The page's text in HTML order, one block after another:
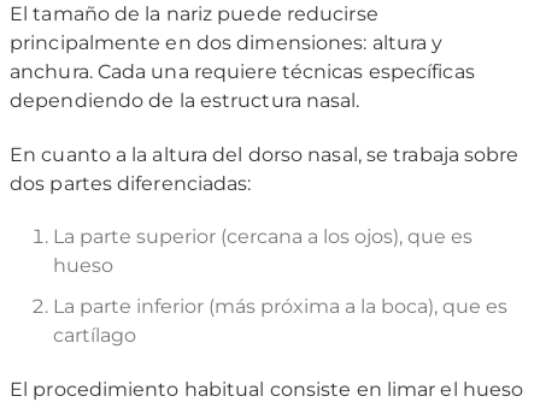
El tamaño de la nariz puede reducirse
principalmente en dos dimensiones: altura y
anchura. Cada una requiere técnicas específicas
dependiendo de la estructura nasal.
En cuanto a la altura del dorso nasal, se trabaja sobre
dos partes diferenciadas:
La parte superior (cercana a los ojos), que es
hueso
La parte inferior (más próxima a la boca), que es
cartílago
El procedimiento habitual consiste en limar el hueso